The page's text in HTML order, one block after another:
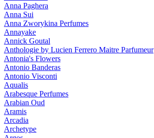
Anna Paghera
Anna Sui
Anna Zworykina Perfumes
Annayake
Annick Goutal
Anthologie by Lucien Ferrero Maitre Parfumeur
Antonia's Flowers
Antonio Banderas
Antonio Visconti
Aqualis
Arabesque Perfumes
Arabian Oud
Aramis
Arcadia
Archetype